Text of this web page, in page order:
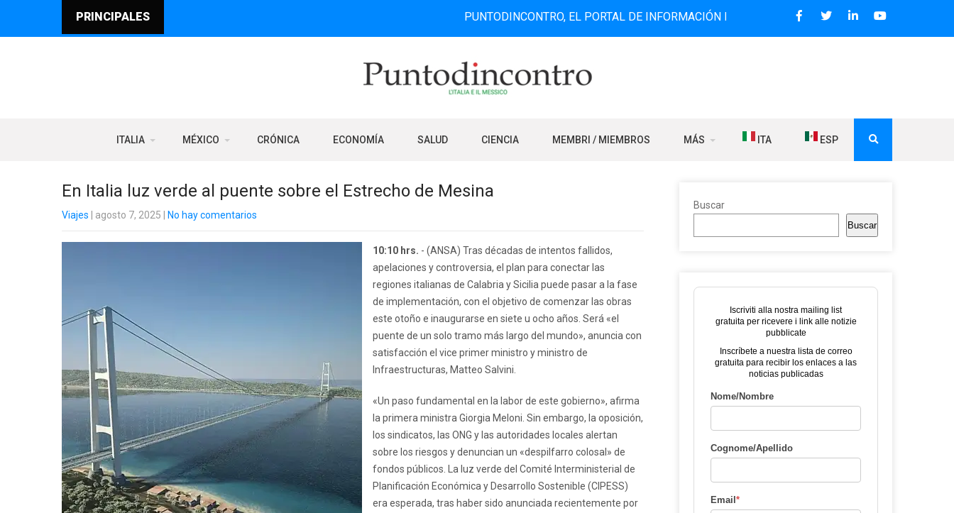
PRINCIPALES PUNTODINCONTRO, EL PORTAL DE INFORMACIÓN BILINGÜE QUE DESDE 2006 DIFUNDE NOTICIAS
ITALIA MÉXICO CRÓNICA ECONOMÍA SALUD CIENCIA MEMBRI / MIEMBROS MÁS ITA ESP
En Italia luz verde al puente sobre el Estrecho de Mesina
Viajes | agosto 7, 2025 No hay comentarios
10:10 hrs. - (ANSA) Tras décadas de intentos fallidos,
apelaciones y controversia, el plan para conectar las
regiones italianas de Calabria y Sicilia puede pasar a la fase
de implementación, con el objetivo de comenzar las obras
este otoño e inaugurarse en siete u ocho años. Será «el
puente de un solo tramo más largo del mundo», anuncia con
satisfacción el vice primer ministro y ministro de
Infraestructuras, Matteo Salvini.
«Un paso fundamental en la labor de este gobierno», afirma
la primera ministra Giorgia Meloni. Sin embargo, la oposición,
los sindicatos, las ONG y las autoridades locales alertan
sobre los riesgos y denuncian un «despilfarro colosal» de
fondos públicos. La luz verde del Comité Interministerial de
Planificación Económica y Desarrollo Sostenible (CIPESS)
era esperada, tras haber sido anunciada recientemente por
Buscar
Buscar
Iscriviti alla nostra mailing list
gratuita per ricevere i link alle notizie
pubblicate
Inscríbete a nuestra lista de correo
gratuita para recibir los enlaces a las
noticias publicadas
Nome/Nombre
Cognome/Apellido
Email *